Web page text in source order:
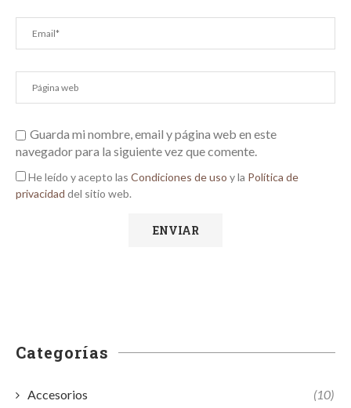
Guarda mi nombre, email y página web en este
navegador para la siguiente vez que comente.
He leído y acepto las Condiciones de uso y la Política de
privacidad del sitio web.
Categorías
Accesorios (10)